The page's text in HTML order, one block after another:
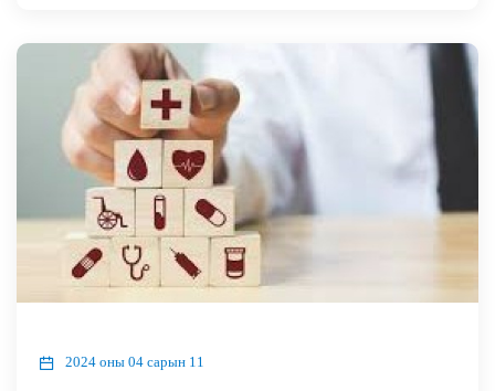
2024 оны 04 сарын 11